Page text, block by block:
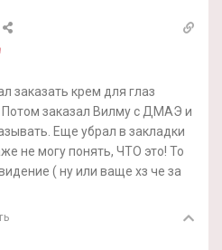
заказать крем для глаз
Потом заказал Вилму с ДМАЭ и
Еще убрал в закладки
не могу понять, ЧТО это! То
( ну или ваще хз че за